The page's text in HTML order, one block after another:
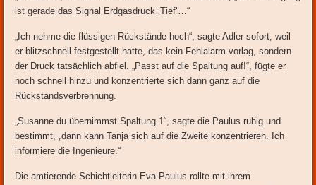
ist gerade das Signal Erdgasdruck ‚Tief‘…“
„Ich nehme die flüssigen Rückstände hoch“, sagte Adler sofort, weil
er blitzschnell festgestellt hatte, das kein Fehlalarm vorlag, sondern
der Druck tatsächlich abfiel. „Passt auf die Spaltung auf!“, fügte er
noch schnell hinzu und konzentrierte sich dann ganz auf die
Rückstandsverbrennung.
„Susanne du übernimmst Spaltung 1“, sagte die Paulus ruhig und
bestimmt, „dann kann Tanja sich auf die Zweite konzentrieren. Ich
informiere die Ingenieure.“
Die amtierende Schichtleiterin Eva Paulus rollte mit ihrem